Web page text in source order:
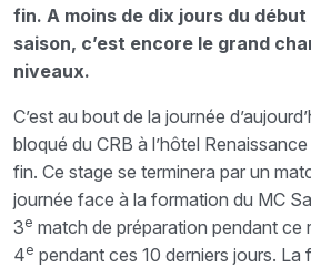
fin. A moins de dix jours du
saison, c’est encore le grand
niveaux.
C’est au bout de la journée
bloqué du CRB à l’hôtel
fin. Ce stage se terminera par un
journée face à la formation du MC
3e match de préparation pendant ce
4e pendant ces 10 derniers jours. La